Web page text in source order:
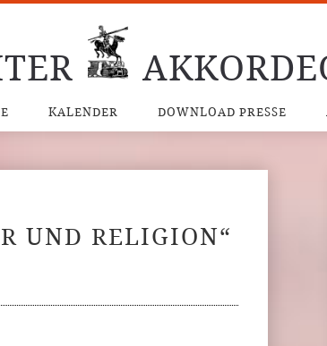
KALENDER DOWNLOAD PRESSE
UND RELIGION“